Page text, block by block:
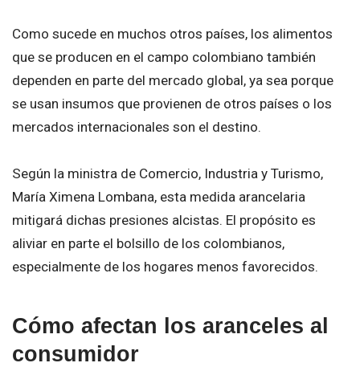
Como sucede en muchos otros países, los alimentos
que se producen en el campo colombiano también
dependen en parte del mercado global, ya sea porque
se usan insumos que provienen de otros países o los
mercados internacionales son el destino.
Según la ministra de Comercio, Industria y Turismo,
María Ximena Lombana, esta medida arancelaria
mitigará dichas presiones alcistas. El propósito es
aliviar en parte el bolsillo de los colombianos,
especialmente de los hogares menos favorecidos.
Cómo afectan los aranceles al
consumidor